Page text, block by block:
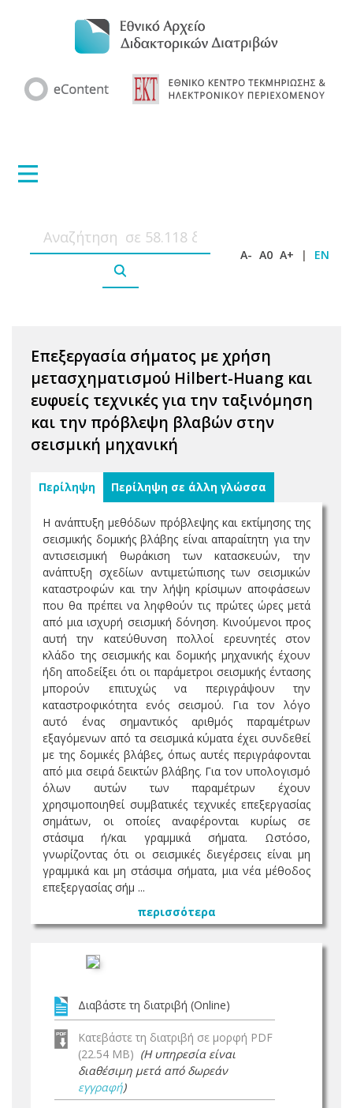
A- A0 A+ | EN
Επεξεργασία σήματος με χρήση
μετασχηματισμού Hilbert-Huang και
ευφυείς τεχνικές για την ταξινόμηση
και την πρόβλεψη βλαβών στην
σεισμική μηχανική
Περίληψη Περίληψη σε άλλη γλώσσα
Η ανάπτυξη μεθόδων πρόβλεψης και εκτίμησης της
σεισμικής δομικής βλάβης είναι απαραίτητη για την
αντισεισμική θωράκιση των κατασκευών, την
ανάπτυξη σχεδίων αντιμετώπισης των σεισμικών
καταστροφών και την λήψη κρίσιμων αποφάσεων
που θα πρέπει να ληφθούν τις πρώτες ώρες μετά
από μια ισχυρή σεισμική δόνηση. Κινούμενοι προς
αυτή την κατεύθυνση πολλοί ερευνητές στον
κλάδο της σεισμικής και δομικής μηχανικής έχουν
ήδη αποδείξει ότι οι παράμετροι σεισμικής έντασης
μπορούν επιτυχώς να περιγράψουν την
καταστροφικότητα ενός σεισμού. Για τον λόγο
αυτό ένας σημαντικός αριθμός παραμέτρων
εξαγόμενων από τα σεισμικά κύματα έχει συνδεθεί
με της δομικές βλάβες, όπως αυτές περιγράφονται
από μια σειρά δεικτών βλάβης. Για τον υπολογισμό
όλων αυτών των παραμέτρων έχουν
χρησιμοποιηθεί συμβατικές τεχνικές επεξεργασίας
σημάτων, οι οποίες αναφέρονται κυρίως σε
στάσιμα ή/και γραμμικά σήματα. Ωστόσο,
γνωρίζοντας ότι οι σεισμικές διεγέρσεις είναι μη
γραμμικά και μη στάσιμα σήματα, μια νέα μέθοδος
επεξεργασίας σήμ ...
περισσότερα
Διαβάστε τη διατριβή (Online)
Κατεβάστε τη διατριβή σε μορφή PDF
(22.54 MB) (Η υπηρεσία είναι
διαθέσιμη μετά από δωρεάν
εγγραφή)